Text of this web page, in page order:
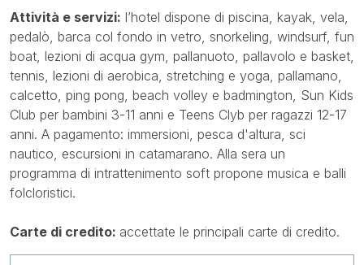
Attività e servizi: l’hotel dispone di piscina, kayak, vela,
pedalò, barca col fondo in vetro, snorkeling, windsurf, fun
boat, lezioni di acqua gym, pallanuoto, pallavolo e basket,
tennis, lezioni di aerobica, stretching e yoga, pallamano,
calcetto, ping pong, beach volley e badmington, Sun Kids
Club per bambini 3-11 anni e Teens Clyb per ragazzi 12-17
anni. A pagamento: immersioni, pesca d'altura, sci
nautico, escursioni in catamarano. Alla sera un
programma di intrattenimento soft propone musica e balli
folcloristici.
Carte di credito: accettate le principali carte di credito.